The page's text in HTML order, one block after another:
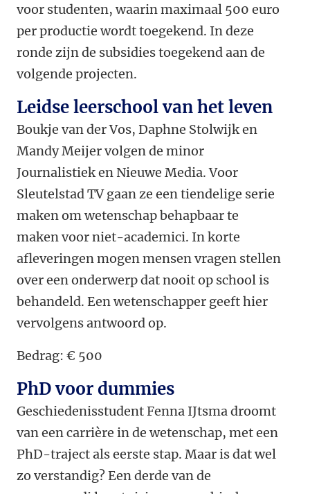
voor studenten, waarin maximaal 500 euro
per productie wordt toegekend. In deze
ronde zijn de subsidies toegekend aan de
volgende projecten.
Leidse leerschool van het leven
Boukje van der Vos, Daphne Stolwijk en
Mandy Meijer volgen de minor
Journalistiek en Nieuwe Media. Voor
Sleutelstad TV gaan ze een tiendelige serie
maken om wetenschap behapbaar te
maken voor niet-academici. In korte
afleveringen mogen mensen vragen stellen
over een onderwerp dat nooit op school is
behandeld. Een wetenschapper geeft hier
vervolgens antwoord op.
Bedrag: € 500
PhD voor dummies
Geschiedenisstudent Fenna IJtsma droomt
van een carrière in de wetenschap, met een
PhD-traject als eerste stap. Maar is dat wel
zo verstandig? Een derde van de